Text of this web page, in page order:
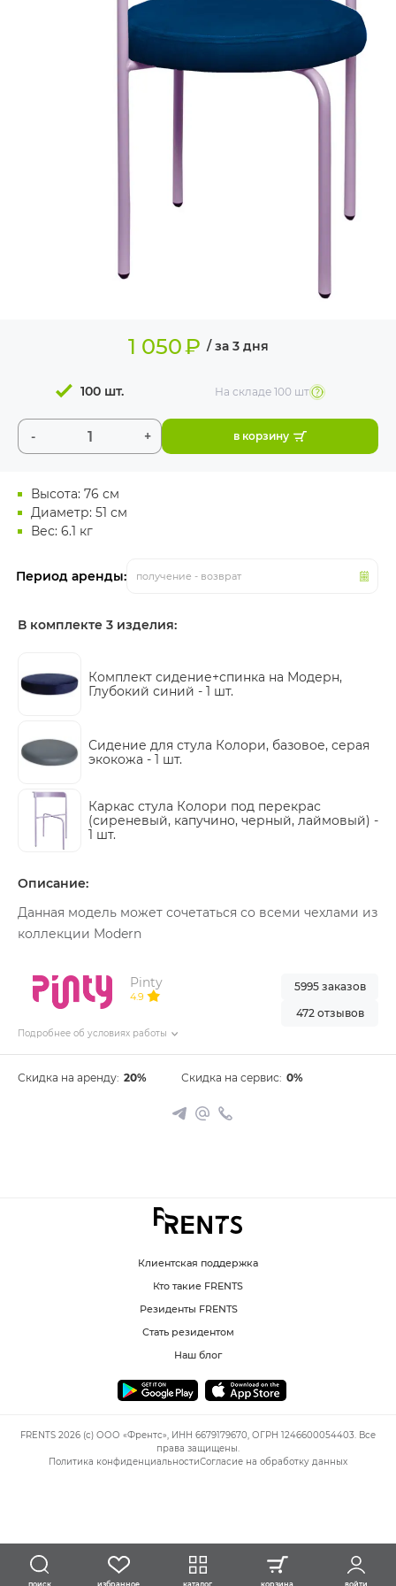
Высота: 76 см
Диаметр: 51 см
Вес: 6.1 кг
Период аренды: получение - возврат
1 050₽ / за 3 дня
- +
100 шт. На складе100 шт
в корзину
В комплекте 3 изделия:
Комплект сидение+спинка на Модерн,
Глубокий синий - 1 шт.
Сидение для стула Колори, базовое, серая
экокожа - 1 шт.
Каркас стула Колори под перекрас
(сиреневый, капучино, черный, лаймовый) -
1 шт.
Описание:
Данная модель может сочетаться со всеми чехлами из
коллекции Modern
Pinty
4.9
Подробнее об условиях работы
5995 заказов
472 отзывов
Скидка на аренду: 20% Скидка на сервис: 0%
Клиентская поддержка
Кто такие FRENTS
Резиденты FRENTS
Стать резидентом
Наш блог
FRENTS 2026 (c) ООО «Френтс», ИНН 6679179670, ОГРН 1246600054403. Все
права защищены.
Политика конфиденциальностиСогласие на обработку данных
поиск избранное каталог корзина войти